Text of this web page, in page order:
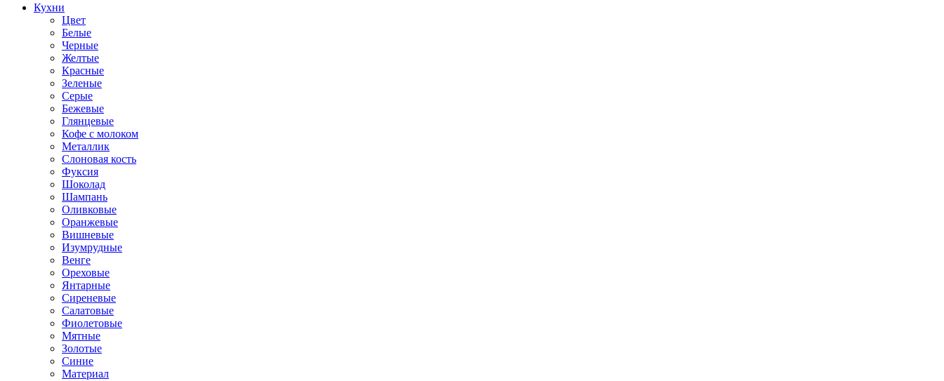
Кухни
Цвет
Белые
Черные
Желтые
Красные
Зеленые
Серые
Бежевые
Глянцевые
Кофе с молоком
Металлик
Слоновая кость
Фуксия
Шоколад
Шампань
Оливковые
Оранжевые
Вишневые
Изумрудные
Венге
Ореховые
Янтарные
Сиреневые
Салатовые
Фиолетовые
Мятные
Золотые
Синие
Материал